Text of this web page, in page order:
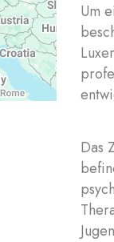
Um
Das